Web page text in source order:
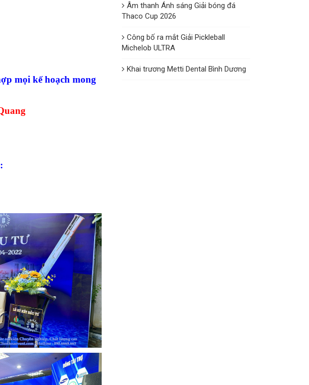
mọi kế hoạch mong
Âm thanh Ánh sáng Giải bóng đá
Thaco Cup 2026
Công bố ra mắt Giải Pickleball
Michelob ULTRA
Khai trương Metti Dental Bình Dương